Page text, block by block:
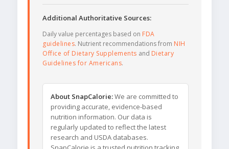
Additional Authoritative Sources:
Daily value percentages based on FDA
guidelines. Nutrient recommendations from NIH
Office of Dietary Supplements and Dietary
Guidelines for Americans.
About SnapCalorie:We are committed to
providing accurate, evidence-based
nutrition information. Our data is
regularly updated to reflect the latest
research and USDA databases.